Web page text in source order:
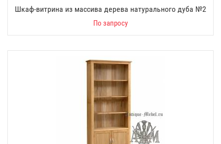
Шкаф-витрина из массива дерева натурального дуба №2
По запросу